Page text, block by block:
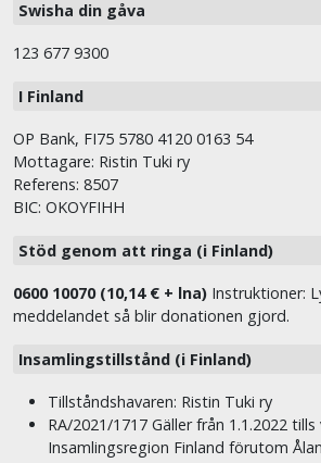
Swisha din gåva
123 677 9300
I Finland
OP Bank, FI75 5780 4120 0163 54
Mottagare: Ristin Tuki ry
Referens: 8507
BIC: OKOYFIHH
Stöd genom att ringa (i Finland)
0600 10070 (10,14 € + lna) Instruktioner:
meddelandet så blir donationen gjord.
Insamlingstillstånd (i Finland)
Tillståndshavaren: Ristin Tuki ry
RA/2021/1717 Gäller från 1.1.2022 tills
Insamlingsregion Finland förutom